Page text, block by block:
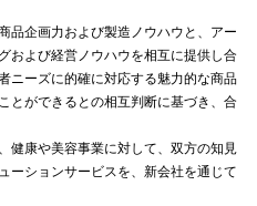
品企画力および製造ノウハウと、アー
および経営ノウハウを相互に提供し合
ニーズに的確に対応する魅力的な商品
とができるとの相互判断に基づき、合
健康や美容事業に対して、双方の知見
ーションサービスを、新会社を通じて